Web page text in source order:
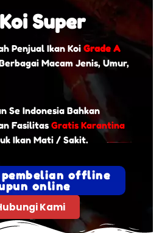
Super
Penjual Ikan Koi Grade A
Macam Jenis, Umur,
Se Indonesia Bahkan
Fasilitas Gratis Karantina
Ikan Mati / Sakit.
offline
online
Kami